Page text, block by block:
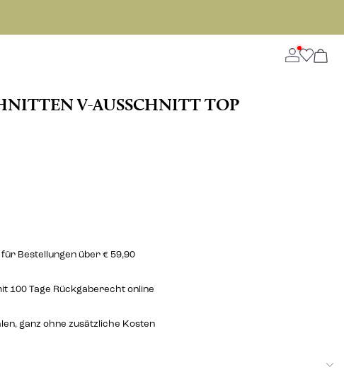
V-AUSSCHNITT TOP
Bestellungen über € 59,90
100 Tage Rückgaberecht online
ganz ohne zusätzliche Kosten